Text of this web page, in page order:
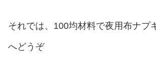
それでは、100均材料で夜用布ナプ
へどうぞ